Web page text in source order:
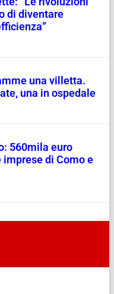
di diventare
una villetta.
una in ospedale
560mila euro
imprese di Como e